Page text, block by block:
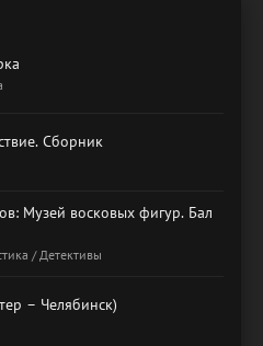
Сборник
Музей восковых фигур. Бал
/ Детективы
– Челябинск)